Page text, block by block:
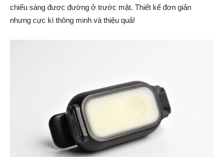
chiếu sáng được đường ở trước mặt. Thiết kế đơn giản
nhưng cực kì thông minh và thiệu quả!